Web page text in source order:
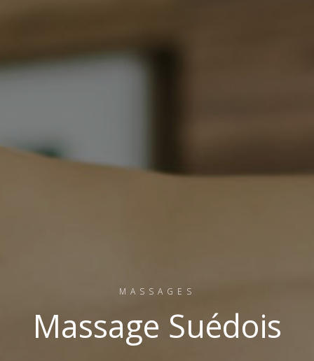
MASSAGES
Massage Suédois